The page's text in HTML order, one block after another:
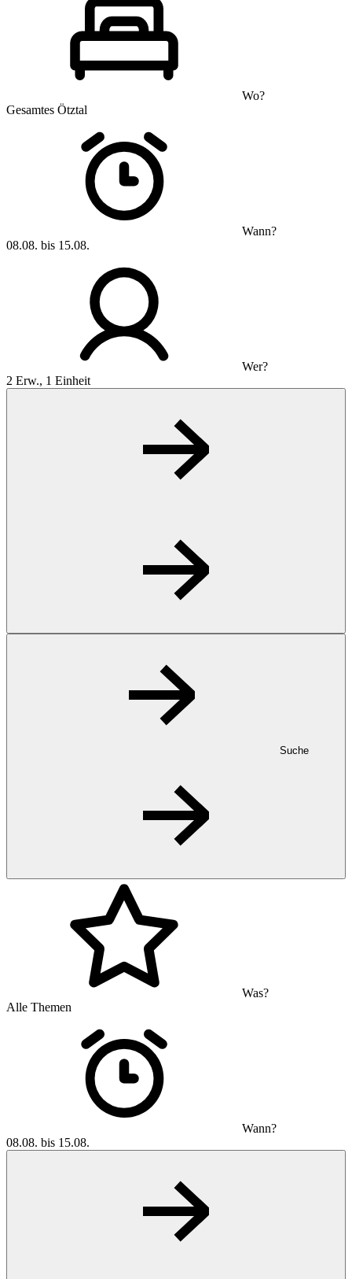
Wo?
Gesamtes Ötztal
Wann?
08.08. bis 15.08.
Wer?
2 Erw., 1 Einheit
Suche
Was?
Alle Themen
Wann?
08.08. bis 15.08.